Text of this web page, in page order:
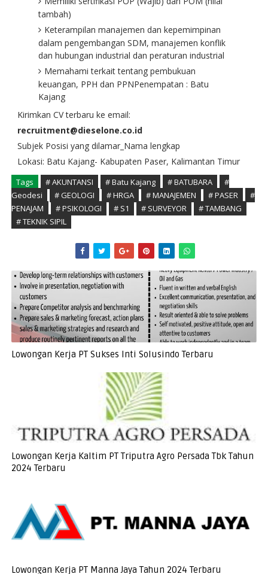
tambah)
Keterampilan manajemen dan kepemimpinan
dalam pengembangan SDM, manajemen konflik
dan hubungan industrial dan peraturan industrial
Memahami terkait tentang pembukuan
keuangan, PPH dan PPNPenempatan : Batu
Kajang
Kirimkan CV terbaru ke email:
recruitment@dieselone.co.id
Subjek Posisi yang dilamar_Nama lengkap
Lokasi: Batu Kajang- Kabupaten Paser, Kalimantan Timur
Tags # AKUNTANSI # Batu Kajang # BATUBARA
#
Geodesi
# GEOLOGI # HRGA # MANAJEMEN # PASER
#
PENAJAM
# PSIKOLOGI # S1 # SURVEYOR
# TAMBANG
# TEKNIK SIPIL
Lowongan Kerja PT Sukses Inti Solusindo Terbaru
Lowongan Kerja Kaltim PT Triputra Agro Persada Tbk Tahun
2024 Terbaru
Lowongan Kerja PT Manna Jaya Tahun 2024 Terbaru